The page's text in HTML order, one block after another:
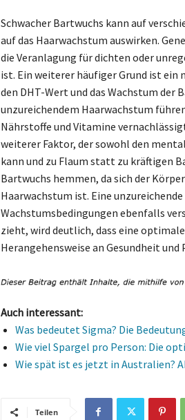
Schwacher Bartwuchs kann auf
auf das Haarwachstum auswirken.
die Veranlagung für dichten oder
ist. Ein weiterer häufiger Grund ist
den DHT-Wert und das Wachstum der
unzureichendem Haarwachstum
Nährstoffe und Vitamine
weiterer Faktor, der sowohl den
kann und zu Flaum statt zu kräftigen
Bartwuchs hemmen, da sich der
Haarwachstum ist. Eine
Wachstumsbedingungen ebenfalls
zieht, wird deutlich, dass eine
Herangehensweise an Gesundheit
Auch interessant:
Was bedeutet Sigma? Die
Wie viel Spargel pro Person: Die
Wie spät ist es jetzt in Australien?
Teilen